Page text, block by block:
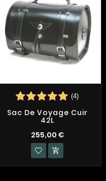
(4)
Sac De Voyage Cuir
42L
255,00 €
